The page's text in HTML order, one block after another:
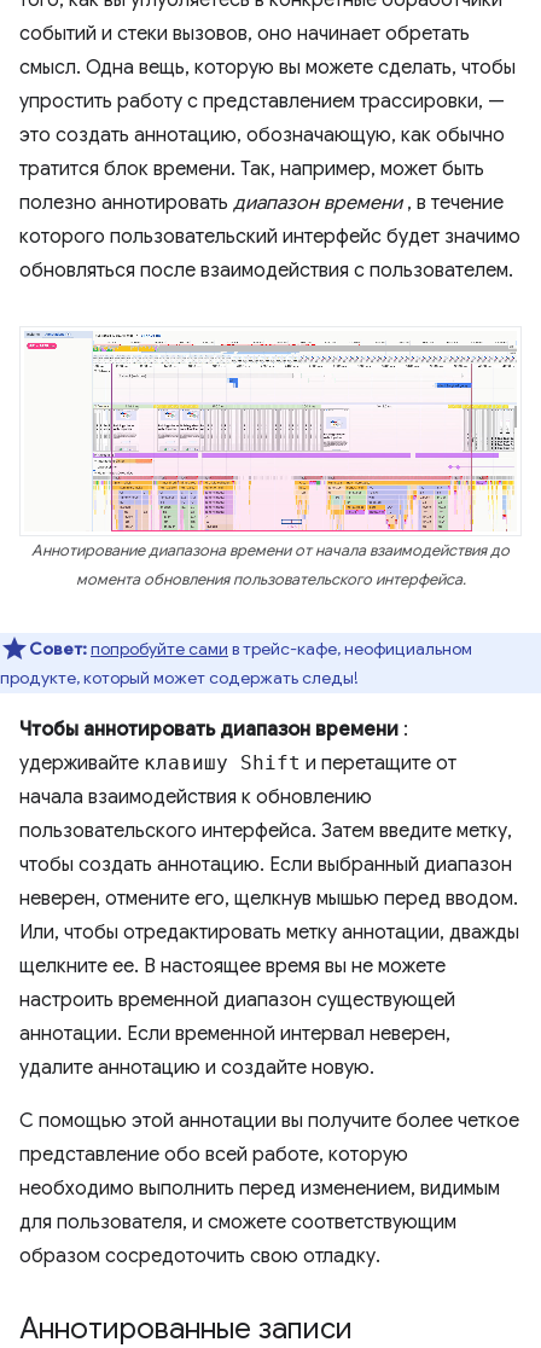
событий и стеки вызовов, оно начинает обретать
смысл. Одна вещь, которую вы можете сделать, чтобы
упростить работу с представлением трассировки, —
это создать аннотацию, обозначающую, как обычно
тратится блок времени. Так, например, может быть
полезно аннотировать диапазон времени, в течение
которого пользовательский интерфейс будет значимо
обновляться после взаимодействия с пользователем.
Аннотирование диапазона времени от начала взаимодействия до
момента обновления пользовательского интерфейса.
Совет:попробуйте сами в трейс-кафе, неофициальном
продукте, который может содержать следы!
Чтобы аннотировать диапазон времени :
удерживайте клавишу Shift и перетащите от
начала взаимодействия к обновлению
пользовательского интерфейса. Затем введите метку,
чтобы создать аннотацию. Если выбранный диапазон
неверен, отмените его, щелкнув мышью перед вводом.
Или, чтобы отредактировать метку аннотации, дважды
щелкните ее. В настоящее время вы не можете
настроить временной диапазон существующей
аннотации. Если временной интервал неверен,
удалите аннотацию и создайте новую.
С помощью этой аннотации вы получите более четкое
представление обо всей работе, которую
необходимо выполнить перед изменением, видимым
для пользователя, и сможете соответствующим
образом сосредоточить свою отладку.
Аннотированные записи